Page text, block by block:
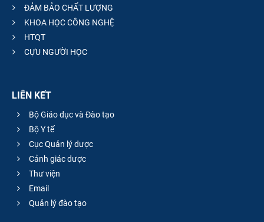
ĐẢM BẢO CHẤT LƯỢNG
KHOA HỌC CÔNG NGHỆ
HTQT
CỰU NGƯỜI HỌC
LIÊN KẾT
Bộ Giáo dục và Đào tạo
Bộ Y tế
Cục Quản lý dược
Cảnh giác dược
Thư viện
Email
Quản lý đào tạo